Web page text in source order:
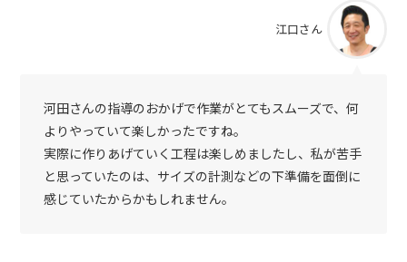
江口さん
河田さんの指導のおかげで作業がとてもスムーズで、何
よりやっていて楽しかったですね。
実際に作りあげていく工程は楽しめましたし、私が苦手
と思っていたのは、サイズの計測などの下準備を面倒に
感じていたからかもしれません。